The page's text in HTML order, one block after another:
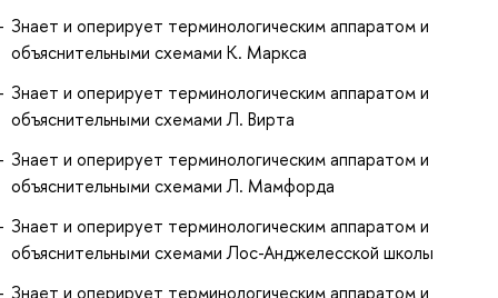
Знает и оперирует терминологическим аппаратом и
объяснительными схемами К. Маркса
Знает и оперирует терминологическим аппаратом и
объяснительными схемами Л. Вирта
Знает и оперирует терминологическим аппаратом и
объяснительными схемами Л. Мамфорда
Знает и оперирует терминологическим аппаратом и
объяснительными схемами Лос-Анджелесской школы
Знает и оперирует терминологическим аппаратом и